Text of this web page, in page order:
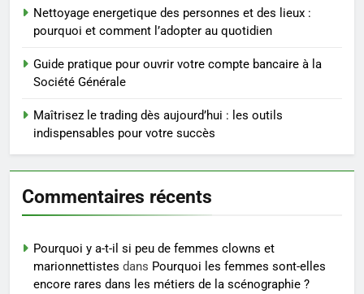
Infection chronique de l’oreille :
saignements
SANTÉ
6
Les secrets révélés pour une
peau éclatante grâce à The
Ordinary
SANTÉ
7
seniors: aménagement et
exercices
BIEN ÊTRE
Nettoyage energetique des personnes et des lieux :
pourquoi et comment l’adopter au quotidien
Guide pratique pour ouvrir votre compte bancaire à la
Société Générale
Maîtrisez le trading dès aujourd’hui : les outils
indispensables pour votre succès
Commentaires récents
Pourquoi y a-t-il si peu de femmes clowns et
marionnettistes dans Pourquoi les femmes sont-elles
encore rares dans les métiers de la scénographie ?